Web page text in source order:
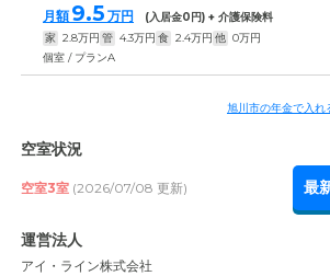
月額 9.5 万円 (入居金0円) + 介護保険料
家 2.8万円 管 4.3万円 食 2.4万円 他 0万円
個室 / プランA
旭川市の年金で入れ
空室状況
空室3室 (2026/07/08 更新) 最
運営法人
アイ・ライン株式会社